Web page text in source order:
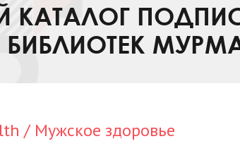
КАТАЛОГ
БИБЛИОТЕК
/ Мужское здоровье